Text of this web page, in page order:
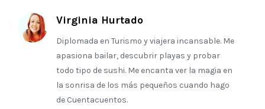
Virginia Hurtado
Diplomada en Turismo y viajera incansable. Me
apasiona bailar, descubrir playas y probar
todo tipo de sushi. Me encanta ver la magia en
la sonrisa de los más pequeños cuando hago
de Cuentacuentos.